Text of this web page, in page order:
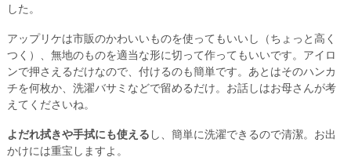
した。
アップリケは市販のかわいいものを使ってもいいし（ちょっと高く
つく）、無地のものを適当な形に切って作ってもいいです。アイロ
ンで押さえるだけなので、付けるのも簡単です。あとはそのハンカ
チを何枚か、洗濯バサミなどで留めるだけ。お話しはお母さんが考
えてくださいね。
よだれ拭きや手拭にも使える し、簡単に洗濯できるので清潔。お出
かけには重宝しますよ。